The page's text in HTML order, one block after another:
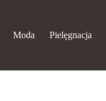
Moda Pielęgnacja